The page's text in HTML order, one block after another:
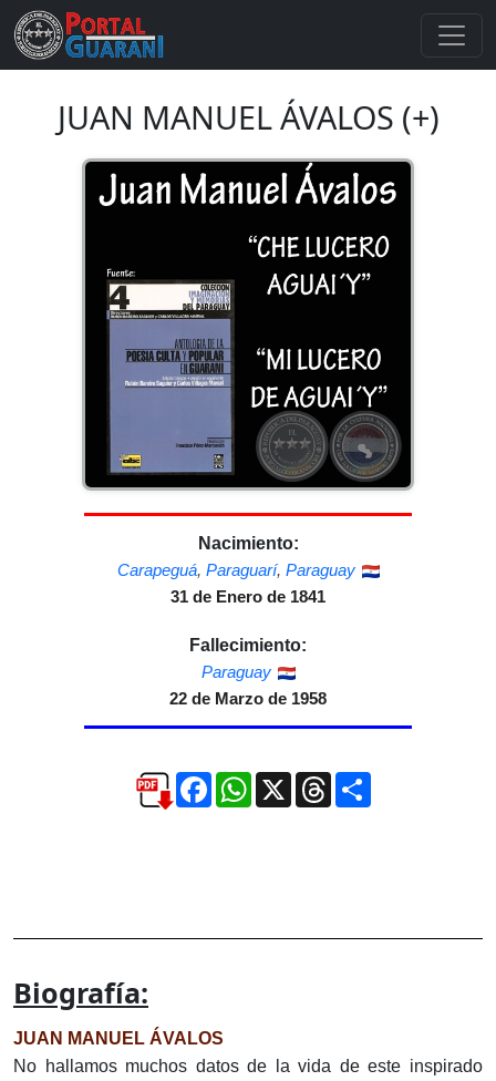
JUAN MANUEL ÁVALOS (+)
Nacimiento:
Carapeguá, Paraguarí, Paraguay
31 de Enero de 1841
Fallecimiento:
Paraguay
22 de Marzo de 1958
FacebookWhatsApp
X ThreadsCompartir
Biografía:
JUAN MANUEL ÁVALOS
No hallamos muchos datos de la vida de este inspirado